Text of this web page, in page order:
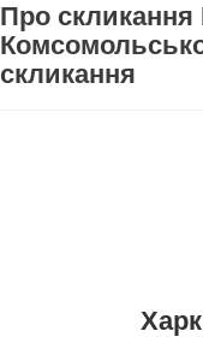
Про скликання
скликання